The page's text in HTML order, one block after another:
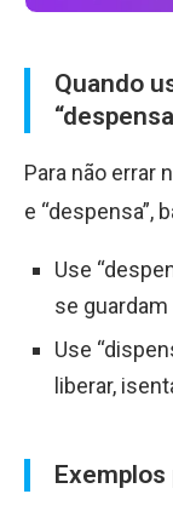
Quando
Para não errar
e “despensa”,
Use
se
Use
liberar,